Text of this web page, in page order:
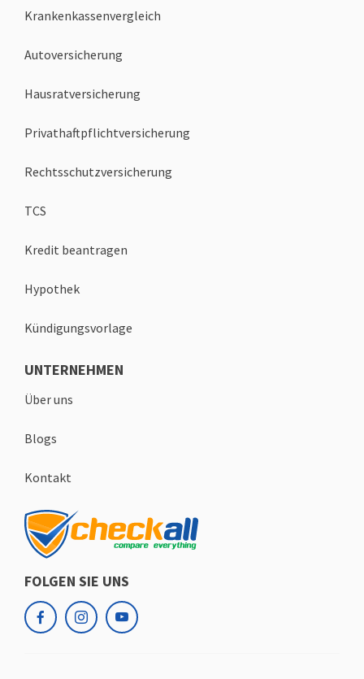
Krankenkassenvergleich
Autoversicherung
Hausratversicherung
Privathaftpflichtversicherung
Rechtsschutzversicherung
TCS
Kredit beantragen
Hypothek
Kündigungsvorlage
UNTERNEHMEN
Über uns
Blogs
Kontakt
FOLGEN SIE UNS
facebookinstagramyoutube